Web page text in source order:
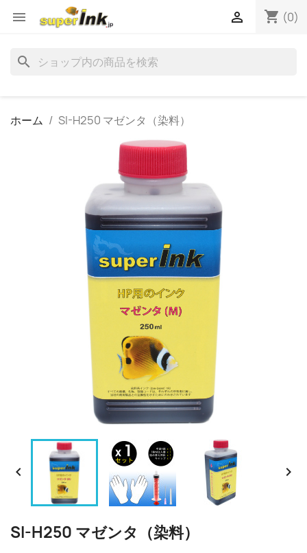
 shopping_cart (0)

search
ホーム SI-H250 マゼンタ（染料）
 
SI-H250 マゼンタ（染料）